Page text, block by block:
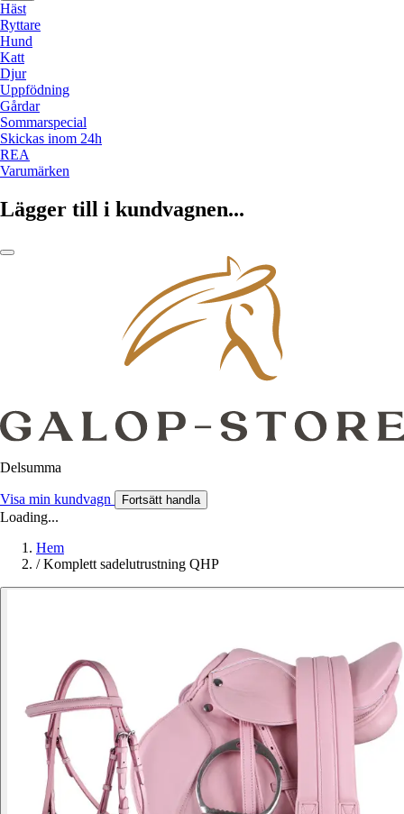
Häst
Ryttare
Hund
Katt
Djur
Uppfödning
Gårdar
Sommarspecial
Skickas inom 24h
REA
Varumärken
Lägger till i kundvagnen...
Delsumma
Visa min kundvagn Fortsätt handla
Loading...
Hem
/ Komplett sadelutrustning QHP